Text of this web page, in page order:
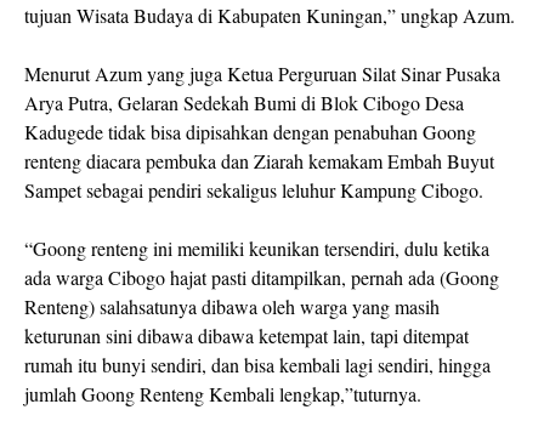
tujuan Wisata Budaya di Kabupaten Kuningan,” ungkap Azum.
Menurut Azum yang juga Ketua Perguruan Silat Sinar Pusaka
Arya Putra, Gelaran Sedekah Bumi di Blok Cibogo Desa
Kadugede tidak bisa dipisahkan dengan penabuhan Goong
renteng diacara pembuka dan Ziarah kemakam Embah Buyut
Sampet sebagai pendiri sekaligus leluhur Kampung Cibogo.
“Goong renteng ini memiliki keunikan tersendiri, dulu ketika
ada warga Cibogo hajat pasti ditampilkan, pernah ada (Goong
Renteng) salahsatunya dibawa oleh warga yang masih
keturunan sini dibawa dibawa ketempat lain, tapi ditempat
rumah itu bunyi sendiri, dan bisa kembali lagi sendiri, hingga
jumlah Goong Renteng Kembali lengkap,”tuturnya.